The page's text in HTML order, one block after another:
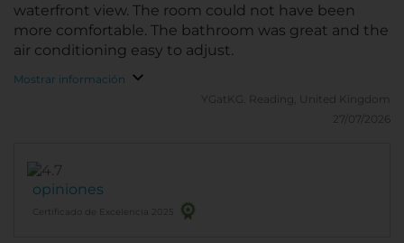
waterfront view. The room could not have been
more comfortable. The bathroom was great and the
air conditioning easy to adjust.
Mostrar información
YGatKG.
Reading, United Kingdom
27/07/2026
opiniones
Certificado de Excelencia 2025